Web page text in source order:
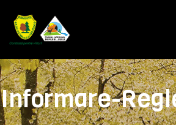
Informare-